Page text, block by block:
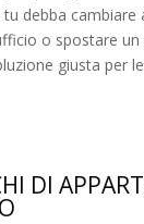
tu debba
o spostare
giusta per
DI